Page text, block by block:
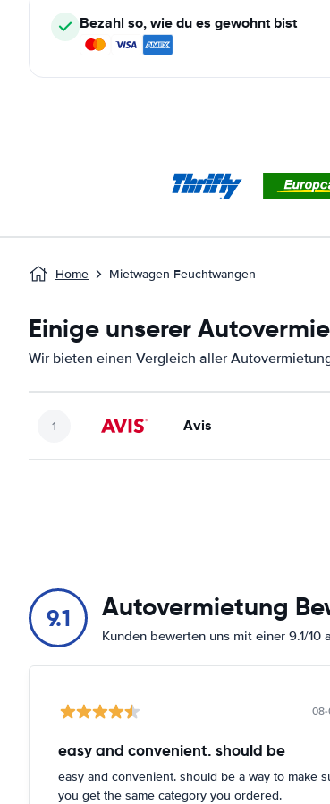
Bezahl so, wie du es gewohnt bist
Home Mietwagen Feuchtwangen
Einige unserer
Wir bieten einen Vergleich aller
Avis
9.1 Autovermietung
Kunden bewerten uns mit einer 9.1/
easy and convenient. should be
easy and convenient. should be a way to make
you get the same category you ordered.